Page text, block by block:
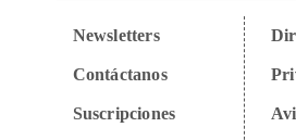
Newsletters
Contáctanos
Suscripciones